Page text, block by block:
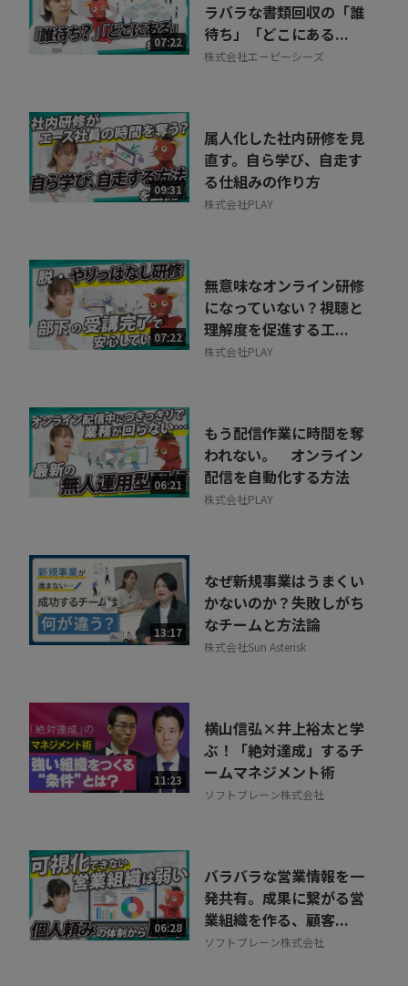
07:22
ラバラな書類回収の「誰
待ち」「どこにある...
株式会社エーピーシーズ
09:31
属人化した社内研修を見
直す。自ら学び、自走す
る仕組みの作り方
株式会社PLAY
07:22
無意味なオンライン研修
になっていない？視聴と
理解度を促進する工...
株式会社PLAY
06:21
もう配信作業に時間を奪
われない。 オンライン
配信を自動化する方法
株式会社PLAY
13:17
なぜ新規事業はうまくい
かないのか？失敗しがち
なチームと方法論
株式会社Sun Asterisk
11:23
横山信弘×井上裕太と学
ぶ！「絶対達成」するチ
ームマネジメント術
ソフトブレーン株式会社
06:28
バラバラな営業情報を一
発共有。成果に繋がる営
業組織を作る、顧客...
ソフトブレーン株式会社